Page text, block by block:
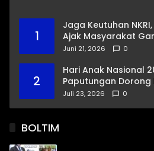
1
Jaga Keutuhan
Ajak Masyarakat
Kamtibmas Kondusif
Juni 21, 2026 0
2
Hari Anak Nasional
Paputungan Dorong
Pendidikan dan
Juli 23, 2026 0
BOLTIM